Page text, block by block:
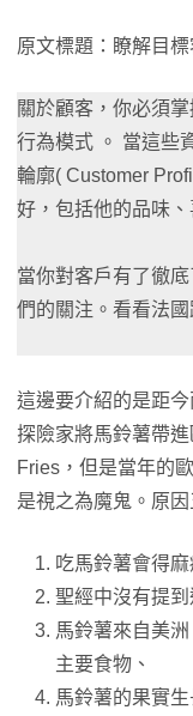
原文標題：瞭解目
關於顧客，你必須
行為模式 。 當這些
輪廓( Customer
好，包括他的品味
當你對客戶有了徹
們的關注。看看法
這邊要介紹的是距
探險家將馬鈴薯帶
Fries，但是當年的
是視之為魔鬼。原因
吃馬鈴薯會得麻
聖經中沒有提到
馬鈴薯來自美
主要食物、
馬鈴薯的果實